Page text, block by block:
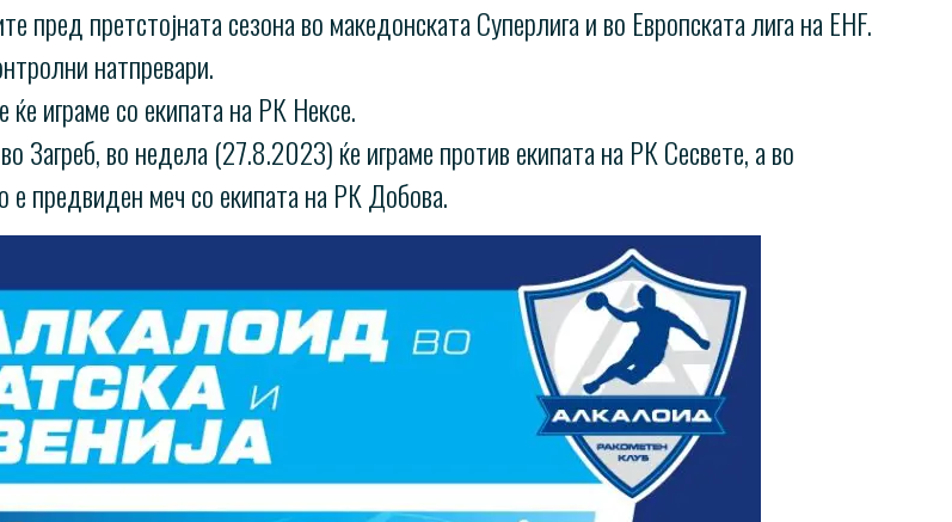
претстојната сезона во македонската Суперлига и во Европската лига на EHF.
натпревари.
играме со екипата на РК Нексе.
во недела (27.8.2023) ќе играме против екипата на РК Сесвете, а во
е предвиден меч со екипата на РК Добова.